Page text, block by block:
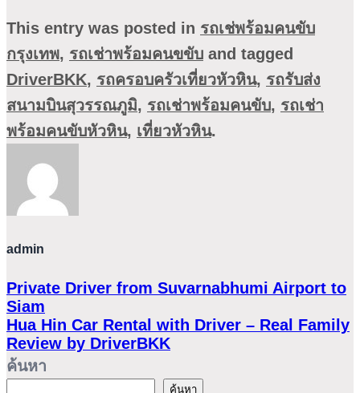
This entry was posted in รถเช่พร้อมคนขับ
กรุงเทพ, รถเช่าพร้อมคนขขับ and tagged
DriverBKK, รถครอบครัวเที่ยวหัวหิน, รถรับส่ง
สนามบินสุวรรณภูมิ, รถเช่าพร้อมคนขับ, รถเช่า
พร้อมคนขับหัวหิน, เที่ยวหัวหิน.
admin
Private Driver from Suvarnabhumi Airport to
Siam
Hua Hin Car Rental with Driver – Real Family
Review by DriverBKK
ค้นหา
ค้นหา